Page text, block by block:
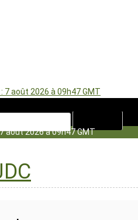
7 août 2026 à 09h47 GMT
août 2026 à 09h47 GMT